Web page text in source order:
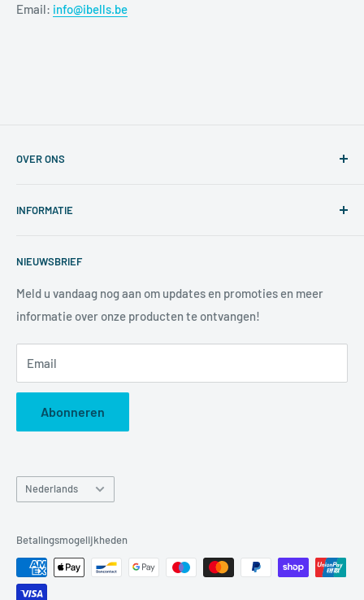
Email: info@ibells.be
OVER ONS
bedrijf verhogen door middel van innovatieve
producten die ondertussen in vele sectoren gebruikt
partijen efficiënt en tijdloos te laten verlopen.
INFORMATIE
Voorwaarden
Privacybeleid
Betaalmethodes
Retourneren
Imprint
NIEUWSBRIEF
Meld u vandaag nog aan om updates en promoties en meer
informatie over onze producten te ontvangen!
Email
Abonneren
Taal
Nederlands
Betalingsmogelijkheden